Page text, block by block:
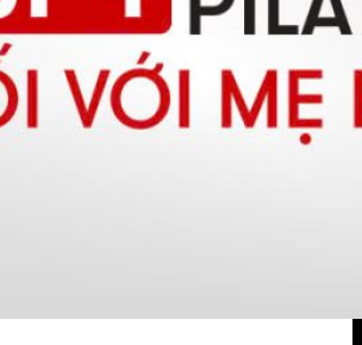
Thử miễn phí